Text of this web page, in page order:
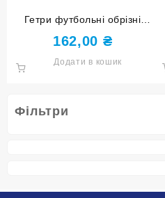
Фільтри
Гетри футбольні обрізні
панчоха 38-40 білі
162,00 ₴
Додати в кошик